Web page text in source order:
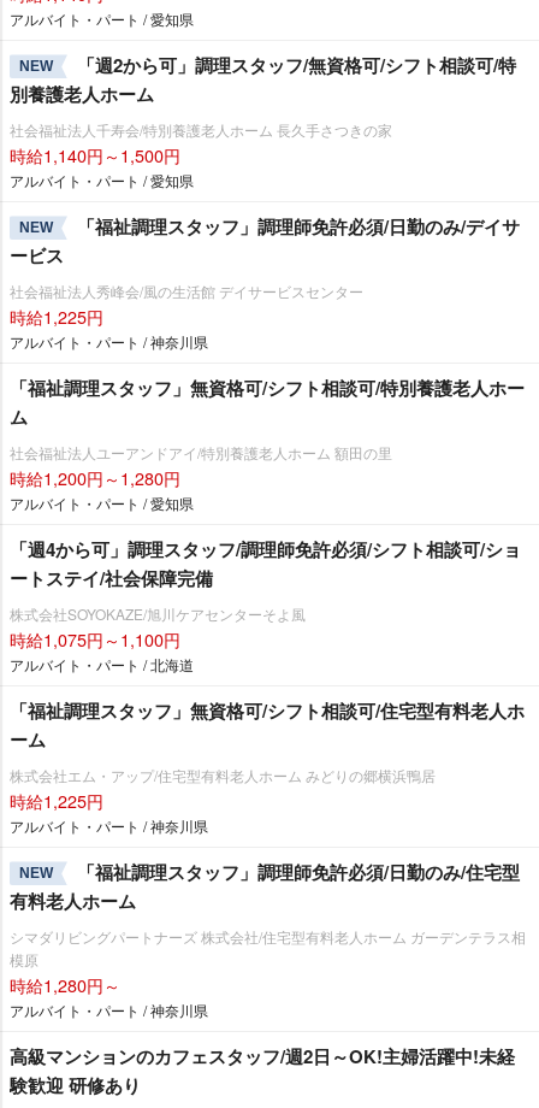
アルバイト・パート / 愛知県
NEW
「週2から可」調理スタッフ/無資格可/シフト相談可/特
別養護老人ホーム
社会福祉法人千寿会/特別養護老人ホーム 長久手さつきの家
時給1,140円～1,500円
アルバイト・パート / 愛知県
NEW
「福祉調理スタッフ」調理師免許必須/日勤のみ/デイサ
ービス
社会福祉法人秀峰会/風の生活館 デイサービスセンター
時給1,225円
アルバイト・パート / 神奈川県
「福祉調理スタッフ」無資格可/シフト相談可/特別養護老人ホー
ム
社会福祉法人ユーアンドアイ/特別養護老人ホーム 額田の里
時給1,200円～1,280円
アルバイト・パート / 愛知県
「週4から可」調理スタッフ/調理師免許必須/シフト相談可/ショ
ートステイ/社会保障完備
株式会社SOYOKAZE/旭川ケアセンターそよ風
時給1,075円～1,100円
アルバイト・パート / 北海道
「福祉調理スタッフ」無資格可/シフト相談可/住宅型有料老人ホ
ーム
株式会社エム・アップ/住宅型有料老人ホーム みどりの郷横浜鴨居
時給1,225円
アルバイト・パート / 神奈川県
NEW
「福祉調理スタッフ」調理師免許必須/日勤のみ/住宅型
有料老人ホーム
シマダリビングパートナーズ 株式会社/住宅型有料老人ホーム ガーデンテラス相
模原
時給1,280円～
アルバイト・パート / 神奈川県
高級マンションのカフェスタッフ/週2日～OK!主婦活躍中!未経
験歓迎 研修あり